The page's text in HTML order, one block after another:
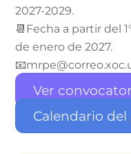
2027-2029.
📆Fecha a partir del
de enero de 2027.
Ver
Calendario